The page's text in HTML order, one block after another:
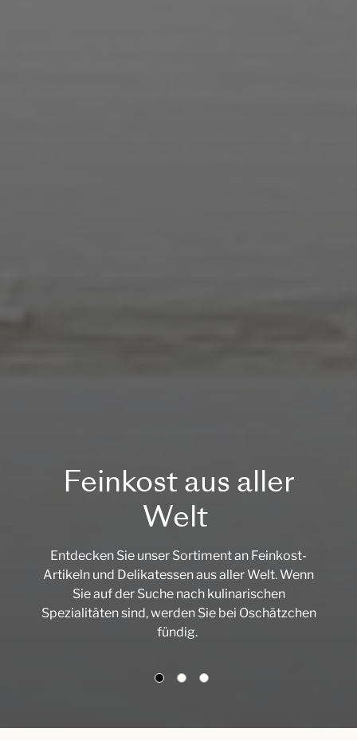
Feinkost aus aller
Welt
Entdecken Sie unser Sortiment an Feinkost-
Artikeln und Delikatessen aus aller Welt. Wenn
Sie auf der Suche nach kulinarischen
Spezialitäten sind, werden Sie bei Oschätzchen
fündig.